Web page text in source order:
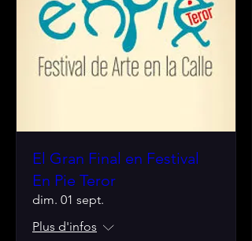
El Gran Final en Festival
En Pie Teror
dim. 01 sept.
Plus d'infos